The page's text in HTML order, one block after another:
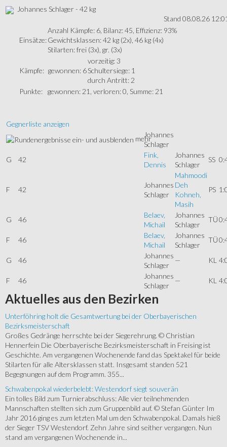
Johannes Schlager - 42 kg
Stand 08.08.26
Einsätze:
Anzahl Kämpfe: 6, Bilanz: 45, Effizienz: 93%
Gewichtsklassen: 42 kg (2x), 46 kg (4x)
Stilarten: frei (3x), gr. (3x)
Kämpfe: gewonnen: 6
vorzeitig: 3
Schultersiege: 1
durch Antritt: 2
Punkte: gewonnen: 21, verloren: 0, Summe: 21
Gegnerliste anzeigen
mehrJohannes
Schlager
G
42
Fink,
Dennis
Johannes
Schlager
SS
F 42
Johannes
Schlager
Mahmoodi
Deh
Kohneh,
Masih
PS
G 46
Belaev,
Michail
Johannes
Schlager
TÜ
F 46
Belaev,
Michail
Johannes
Schlager
TÜ
G 46
Johannes
Schlager
— KL
F 46
Johannes
Schlager
— KL
Aktuelles aus den Bezirken
Unterföhring holt die Gesamtwertung bei der Oberbayerischen
Bezirksmeisterschaft
Großes Gedränge herrschte bei der Siegerehrung. © Christian
Hennerfein Die Oberbayerische Bezirksmeisterschaft in Freising ist
Geschichte. Am vergangenen Wochenende fand das Spektakel für beide
Stilarten für alle Altersklassen statt. Insgesamt standen 521
Begegnungen auf dem Programm. 355...
Schwabenpokal wiederbelebt: Westendorf siegt souverän
Ein tolles Bild zum Turnierabschluss: Alle vier teilnehmenden
Mannschaften stellten sich zum Gruppenbild auf. © Stefan Günter Im
Jahr 2016 ging es zum letzten Mal um den Schwabenpokal. Damals hieß
der Sieger TSV Westendorf. Zehn Jahre sind seither vergangen. Nun
stand am vergangenen Wochenende in...